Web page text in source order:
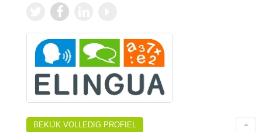
BEKIJK VOLLEDIG PROFIEL